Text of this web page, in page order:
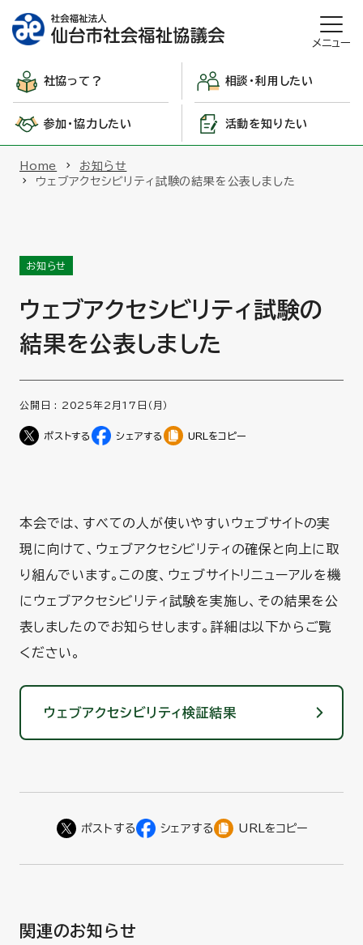
メニュー
社協って？ 相談・利用したい
参加・協力したい 活動を知りたい
Home
お知らせ
ウェブアクセシビリティ試験の結果を公表しました
お知らせ
ウェブアクセシビリティ試験の
結果を公表しました
公開日 : 2025年2月17日（月）
URLをコピー
本会では、すべての人が使いやすいウェブサイトの実
現に向けて、ウェブアクセシビリティの確保と向上に取
り組んでいます。この度、ウェブサイトリニューアルを機
にウェブアクセシビリティ試験を実施し、その結果を公
表しましたのでお知らせします。詳細は以下からご覧
ください。
ウェブアクセシビリティ検証結果
URLをコピー
関連のお知らせ